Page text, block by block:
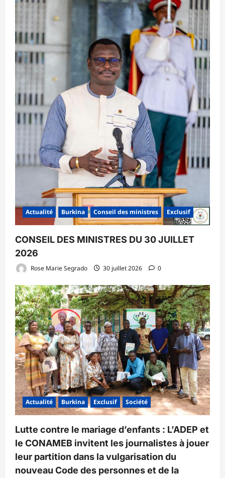
Actualité Burkina Conseil des ministres Exclusif
CONSEIL DES MINISTRES DU 30 JUILLET
2026
Rose Marie Segrado 30 juillet 2026 0
Actualité Burkina Exclusif Société
Lutte contre le mariage d’enfants : L’ADEP et
le CONAMEB invitent les journalistes à jouer
leur partition dans la vulgarisation du
nouveau Code des personnes et de la